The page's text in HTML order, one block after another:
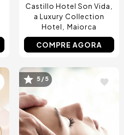
Castillo Hotel Son Vida,
a Luxury Collection
Hotel
Maiorca
COMPRE AGORA
Imagem
5 / 5